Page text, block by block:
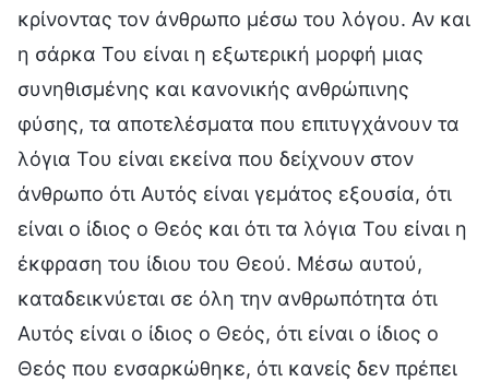
κρίνοντας τον άνθρωπο μέσω του λόγου. Αν και
η σάρκα Του είναι η εξωτερική μορφή μιας
συνηθισμένης και κανονικής ανθρώπινης
φύσης, τα αποτελέσματα που επιτυγχάνουν τα
λόγια Του είναι εκείνα που δείχνουν στον
άνθρωπο ότι Αυτός είναι γεμάτος εξουσία, ότι
είναι ο ίδιος ο Θεός και ότι τα λόγια Του είναι η
έκφραση του ίδιου του Θεού. Μέσω αυτού,
καταδεικνύεται σε όλη την ανθρωπότητα ότι
Αυτός είναι ο ίδιος ο Θεός, ότι είναι ο ίδιος ο
Θεός που ενσαρκώθηκε, ότι κανείς δεν πρέπει